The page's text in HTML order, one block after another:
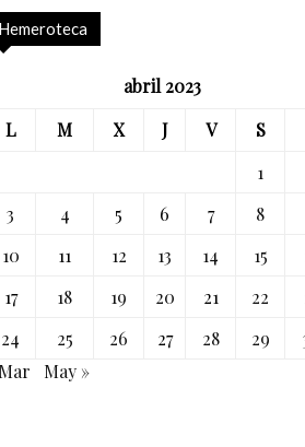
Hemeroteca
abril 2023
L
M X J V S
1
3
4 5 6 7 8
10
11 12 13 14 15
17
18 19 20 21 22
24
25 26 27 28 29
May »